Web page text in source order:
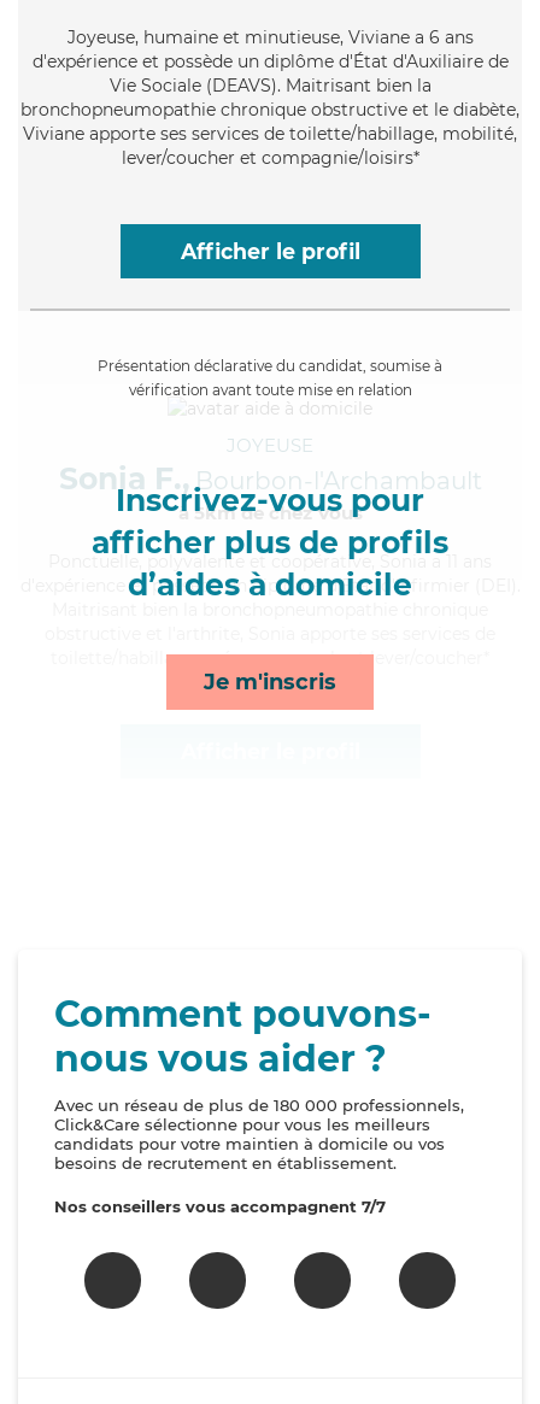
Joyeuse, humaine et minutieuse, Viviane a 6 ans
d'expérience et possède un diplôme d'État d'Auxiliaire de
Vie Sociale (DEAVS). Maitrisant bien la
bronchopneumopathie chronique obstructive et le diabète,
Viviane apporte ses services de toilette/habillage, mobilité,
lever/coucher et compagnie/loisirs*
Afficher le profil
Présentation déclarative du candidat, soumise à
vérification avant toute mise en relation
Inscrivez-vous pour
afficher plus de profils
d’aides à domicile
Je m'inscris
JOYEUSE
Sonia F., Bourbon-l'Archambault
à 5km de chez Vous
, polyvalente et coopérative, Sonia a 11 ans
d'expérience et possède un diplôme d'Etat d'infirmier (DEI).
toilette/habillage, ménage, rappels et lever/coucher*
Comment pouvons-
nous vous aider ?
Avec un réseau de plus de 180 000 professionnels,
Click&Care sélectionne pour vous les meilleurs
candidats pour votre maintien à domicile ou vos
besoins de recrutement en établissement.
Nos conseillers vous accompagnent 7/7